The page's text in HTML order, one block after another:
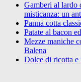
Gamberi al lardo
misticanza: un
Panna cotta
Patate al bacon
Mezze maniche
Balena
Dolce di ricotta